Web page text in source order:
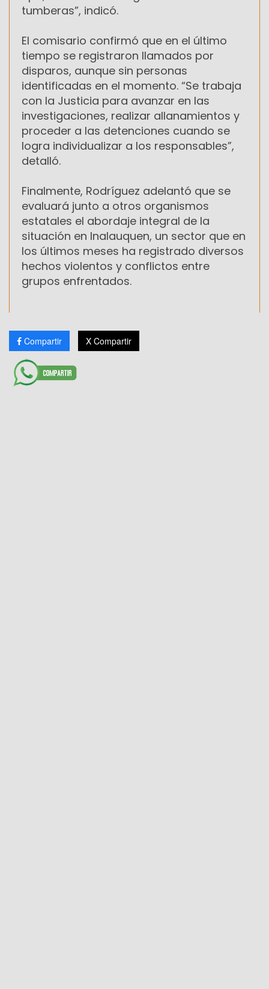
tumberas”, indicó.
El comisario confirmó que en el último
tiempo se registraron llamados por
disparos, aunque sin personas
identificadas en el momento. “Se trabaja
con la Justicia para avanzar en las
investigaciones, realizar allanamientos y
proceder a las detenciones cuando se
logra individualizar a los responsables”,
detalló.
Finalmente, Rodríguez adelantó que se
evaluará junto a otros organismos
estatales el abordaje integral de la
situación en Inalauquen, un sector que en
los últimos meses ha registrado diversos
hechos violentos y conflictos entre
grupos enfrentados.
Compartir X Compartir